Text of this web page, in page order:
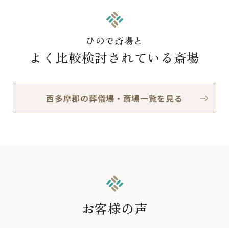
ひので斎場と
よく比較検討されている斎場
西多摩郡の葬儀場・斎場一覧を見る
お客様の声